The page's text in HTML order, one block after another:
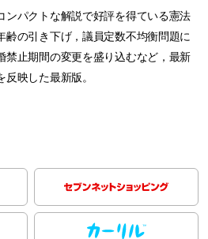
ンパクトな解説で好評を得ている憲法
齢の引き下げ，議員定数不均衡問題に
禁止期間の変更を盛り込むなど，最新
映した最新版。